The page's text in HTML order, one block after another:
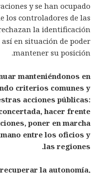
y se han ocupado
los controladores de las
la identificación
en situación de poder
mantener su posición.
manteniéndonos en
criterios comunes y
acciones públicas:
hacer frente
poner en marcha
entre los oficios y
las regiones.
la autonomía,